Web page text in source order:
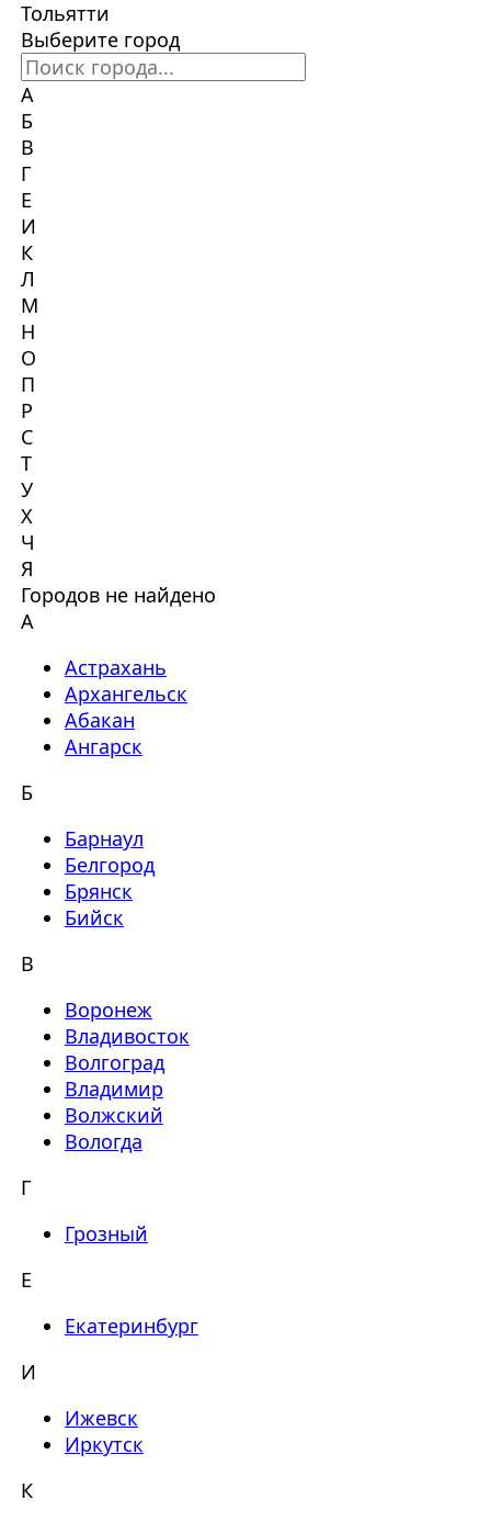
Тольятти
Выберите город
А
Б
В
Г
Е
И
К
Л
М
Н
О
П
Р
С
Т
У
Х
Ч
Я
Городов не найдено
А
Астрахань
Архангельск
Абакан
Ангарск
Б
Барнаул
Белгород
Брянск
Бийск
В
Воронеж
Владивосток
Волгоград
Владимир
Волжский
Вологда
Г
Грозный
Е
Екатеринбург
И
Ижевск
Иркутск
К